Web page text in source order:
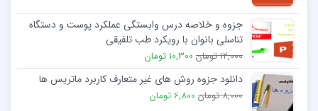
جزوه و خلاصه درس وابستگی عملکرد پوست و دستگاه
تناسلی بانوان با رویکرد طب تلفیقی
12,000 تومان 10,300 تومان
دانلود جزوه روش های غیر متعارف کاربرد ماتریس ها
8,000 تومان 6,800 تومان